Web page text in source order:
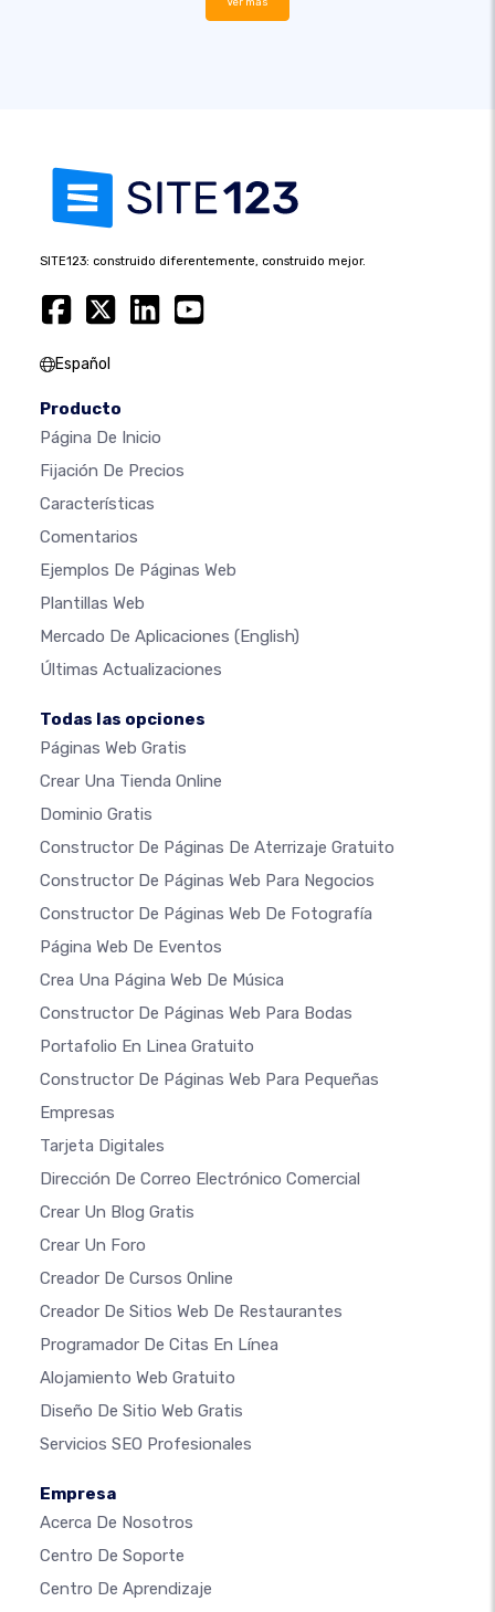
SITE123: construido diferentemente, construido mejor.
Español
Producto
Página De Inicio
Fijación De Precios
Características
Comentarios
Ejemplos De Páginas Web
Plantillas Web
Mercado De Aplicaciones (English)
Últimas Actualizaciones
Todas las opciones
Páginas Web Gratis
Crear Una Tienda Online
Dominio Gratis
Constructor De Páginas De Aterrizaje Gratuito
Constructor De Páginas Web Para Negocios
Constructor De Páginas Web De Fotografía
Página Web De Eventos
Crea Una Página Web De Música
Constructor De Páginas Web Para Bodas
Portafolio En Linea Gratuito
Constructor De Páginas Web Para Pequeñas
Empresas
Tarjeta Digitales
Dirección De Correo Electrónico Comercial
Crear Un Blog Gratis
Crear Un Foro
Creador De Cursos Online
Creador De Sitios Web De Restaurantes
Programador De Citas En Línea
Alojamiento Web Gratuito
Diseño De Sitio Web Gratis
Servicios SEO Profesionales
Empresa
Acerca De Nosotros
Centro De Soporte
Centro De Aprendizaje